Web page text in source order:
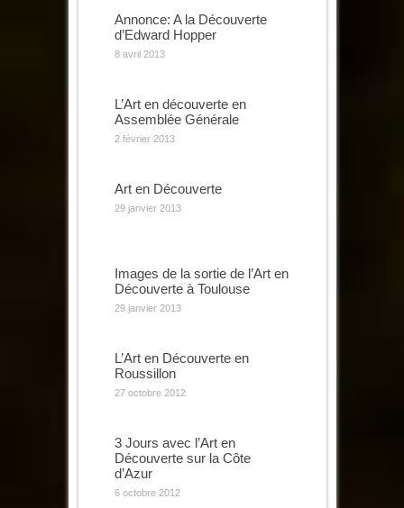
Annonce: A la Découverte
d’Edward Hopper
8 avril 2013
L’Art en découverte en
Assemblée Générale
2 février 2013
Art en Découverte
29 janvier 2013
Images de la sortie de l’Art en
Découverte à Toulouse
29 janvier 2013
L’Art en Découverte en
Roussillon
27 octobre 2012
3 Jours avec l’Art en
Découverte sur la Côte
d’Azur
6 octobre 2012